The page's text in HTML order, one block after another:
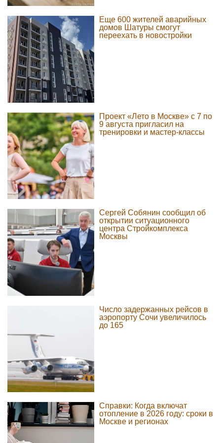
Еще 600 жителей аварийных
домов Шатуры смогут
переехать в новостройки
Проект «Лето в Москве» с 7 по
9 августа пригласил на
тренировки и мастер-классы
Сергей Собянин сообщил об
открытии ситуационного
центра Стройкомплекса
Москвы
Число задержанных рейсов в
аэропорту Сочи увеличилось
до 165
Справки: Когда включат
отопление в 2026 году: сроки в
Москве и регионах